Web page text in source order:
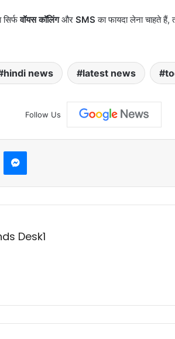
सिर्फवॉयस कॉलिंगऔर SMS का फायदा लेना चाहते हैं,
hindi news latest news
Follow Us
Messenger
Desk1